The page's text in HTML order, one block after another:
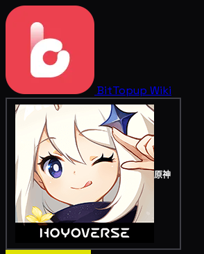
BitTopup Wiki
原神